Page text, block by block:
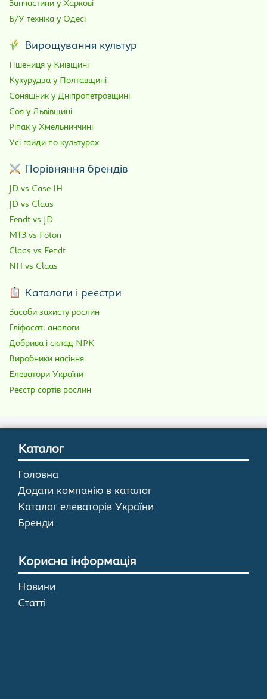
Запчастини у Харкові
Б/У техніка у Одесі
Вирощування культур
Пшениця у Київщині
Кукурудза у Полтавщині
Соняшник у Дніпропетровщині
Соя у Львівщині
Ріпак у Хмельниччині
Усі гайди по культурах
Порівняння брендів
JD vs Case IH
JD vs Claas
Fendt vs JD
МТЗ vs Foton
Claas vs Fendt
NH vs Claas
Каталоги і реєстри
Засоби захисту рослин
Гліфосат: аналоги
Добрива і склад NPK
Виробники насіння
Елеватори України
Реєстр сортів рослин
Каталог
Головна
Додати компанію в каталог
Каталог елеваторів України
Бренди
Корисна інформація
Новини
Статті